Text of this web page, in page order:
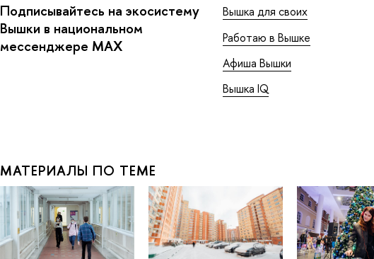
Подписывайтесь на экосистему
Вышки в национальном
мессенджере MAX
Вышка для своих
Работаю в Вышке
Афиша Вышки
Вышка IQ
МАТЕРИАЛЫ ПО ТЕМЕ